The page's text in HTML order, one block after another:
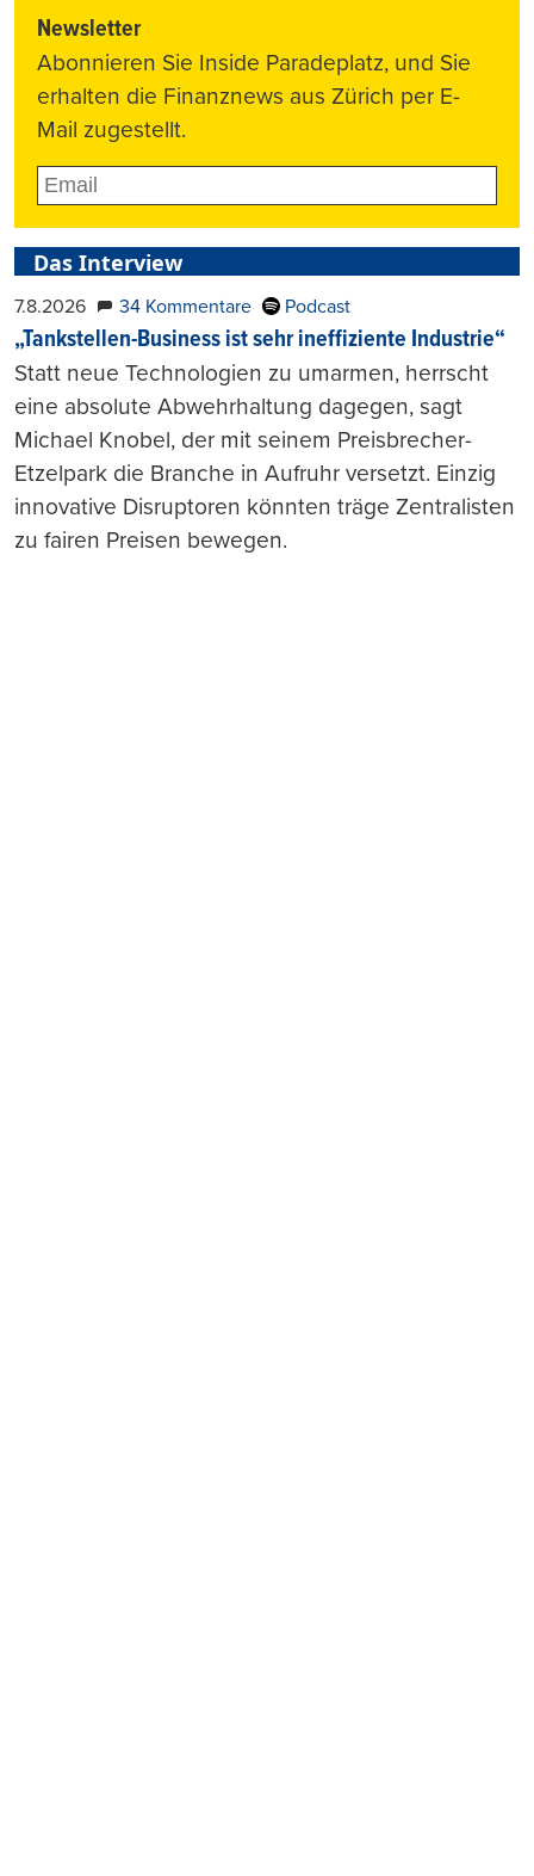
Newsletter
Abonnieren Sie Inside Paradeplatz, und Sie
erhalten die Finanznews aus Zürich per E-
Mail zugestellt.
Das Interview
7.8.2026 34 Kommentare Podcast
„Tankstellen-Business ist sehr ineffiziente Industrie“
Statt neue Technologien zu umarmen, herrscht
eine absolute Abwehrhaltung dagegen, sagt
Michael Knobel, der mit seinem Preisbrecher-
Etzelpark die Branche in Aufruhr versetzt. Einzig
innovative Disruptoren könnten träge Zentralisten
zu fairen Preisen bewegen.